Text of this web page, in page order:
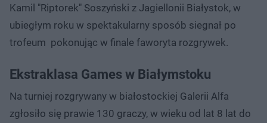
Kamil "Riptorek" Soszyński z Jagiellonii Białystok, w
ubiegłym roku w spektakularny sposób siegnał po
trofeum pokonując w finale faworyta rozgrywek.
Ekstraklasa Games w Białymstoku
Na turniej rozgrywany w białostockiej Galerii Alfa
zgłosiło się prawie 130 graczy, w wieku od lat 8 lat do